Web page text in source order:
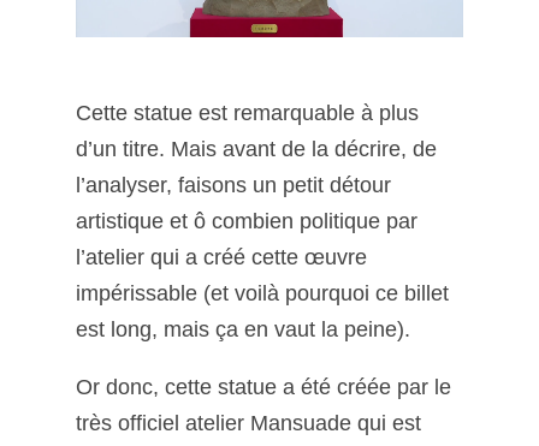
Cette statue est remarquable à plus
d’un titre. Mais avant de la décrire, de
l’analyser, faisons un petit détour
artistique et ô combien politique par
l’atelier qui a créé cette œuvre
impérissable (et voilà pourquoi ce billet
est long, mais ça en vaut la peine).
Or donc, cette statue a été créée par le
très officiel atelier Mansuade qui est